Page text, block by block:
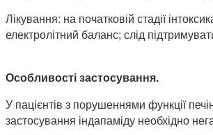
Лікування: на початковій стадії
електролітний баланс; слід
Особливості застосування.
У пацієнтів з порушеннями функції
застосування індапаміду необхідно